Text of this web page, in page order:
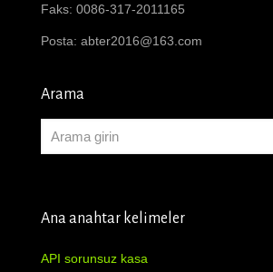
Faks: 0086-317-2011165
Posta: abter2016@163.com
Arama
Ana anahtar kelimeler
API sorunsuz kasa